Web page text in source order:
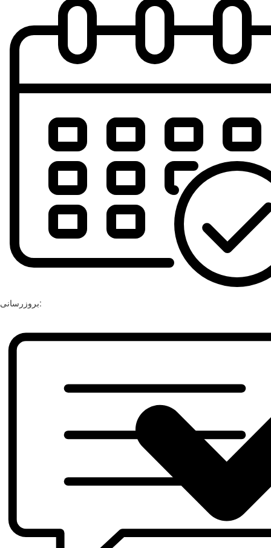
بروزرسانی: